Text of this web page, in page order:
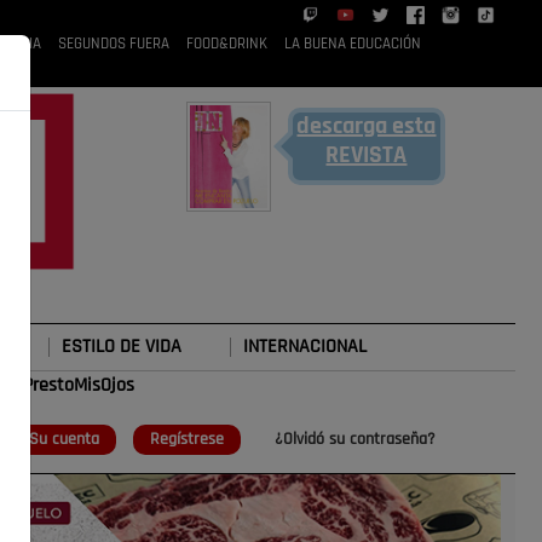
RUBIA SEGUNDOS FUERA FOOD&DRINK LA BUENA EDUCACIÓN
descarga esta
REVISTA
ESTILO DE VIDA INTERNACIONAL
Su cuenta Regístrese ¿Olvidó su contraseña?